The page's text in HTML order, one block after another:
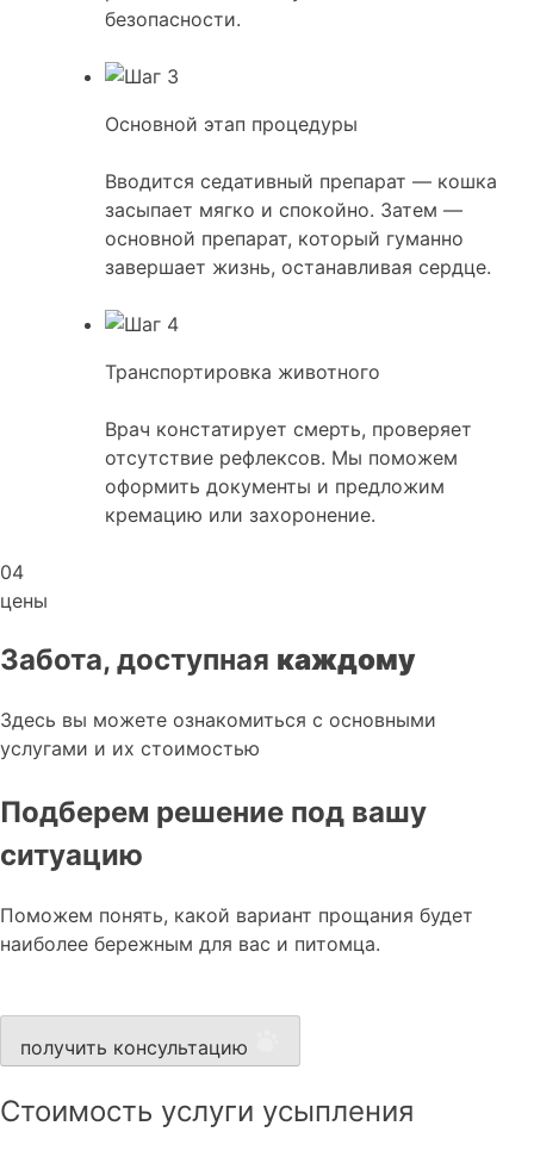
безопасности.
Основной этап процедуры
Вводится седативный препарат — кошка
засыпает мягко и спокойно. Затем —
основной препарат, который гуманно
завершает жизнь, останавливая сердце.
Транспортировка животного
Врач констатирует смерть, проверяет
отсутствие рефлексов. Мы поможем
оформить документы и предложим
кремацию или захоронение.
04
цены
Забота, доступная каждому
Здесь вы можете ознакомиться с основными
услугами и их стоимостью
Подберем решение под вашу
ситуацию
Поможем понять, какой вариант прощания будет
наиболее бережным для вас и питомца.
получить консультацию
Стоимость услуги усыпления